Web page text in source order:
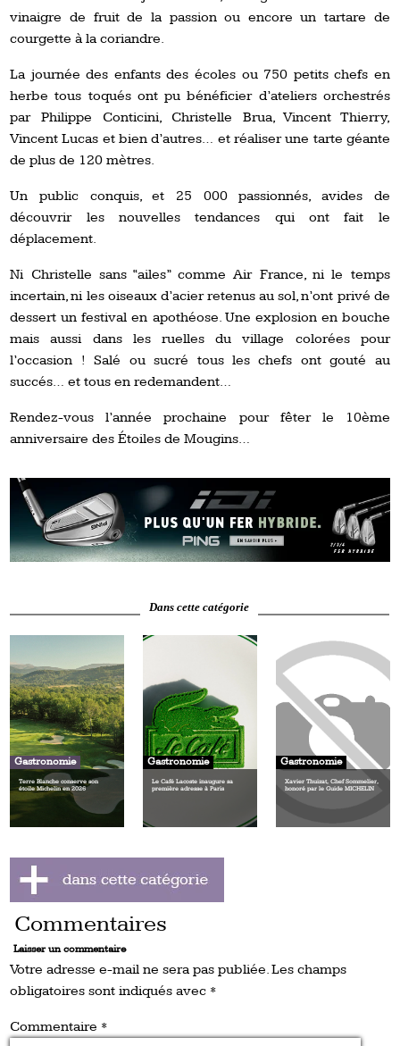
vinaigre de fruit de la passion ou encore un tartare de
courgette à la coriandre.
La journée des enfants des écoles ou 750 petits chefs en
herbe tous toqués ont pu bénéficier d’ateliers orchestrés
par Philippe Conticini, Christelle Brua, Vincent Thierry,
Vincent Lucas et bien d’autres… et réaliser une tarte géante
de plus de 120 mètres.
Un public conquis, et 25 000 passionnés, avides de
découvrir les nouvelles tendances qui ont fait le
déplacement.
Ni Christelle sans “ailes” comme Air France, ni le temps
incertain, ni les oiseaux d’acier retenus au sol, n’ont privé de
dessert un festival en apothéose. Une explosion en bouche
mais aussi dans les ruelles du village colorées pour
l’occasion ! Salé ou sucré tous les chefs ont gouté au
succés… et tous en redemandent…
Rendez-vous l’année prochaine pour fêter le 10ème
anniversaire des Étoiles de Mougins…
Dans cette catégorie
Gastronomie
Terre Blanche conserve son
étoile Michelin en 2026
Gastronomie
Le Café Lacoste inaugure sa
première adresse à Paris
Gastronomie
Xavier Thuizat, Chef Sommelier,
honoré par le Guide MICHELIN
Commentaires
Laisser un commentaire
Votre adresse e-mail ne sera pas publiée.Les champs
obligatoires sont indiqués avec *
Commentaire *